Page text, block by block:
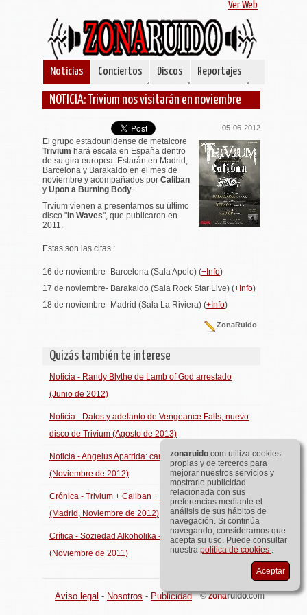
Ver Web
Noticias Conciertos Discos Reportajes
NOTICIA: Trivium nos visitarán en noviembre
05-06-2012
El grupo estadounidense de metalcore
Trivium hará escala en España dentro
de su gira europea. Estarán en Madrid,
Barcelona y Barakaldo en el mes de
noviembre y acompañados por Caliban
y Upon a Burning Body
Trvium vienen a presentarnos su último
disco "In Waves", que publicaron en
2011.
Estas son las citas :
16 de noviembre- Barcelona (Sala Apolo) (+Info)
17 de noviembre- Barakaldo (Sala Rock Star Live) (+Info)
18 de noviembre- Madrid (Sala La Riviera) (+Info)
ZonaRuido
Quizás también te interese
Noticia - Randy Blythe de Lamb of God arrestado
(Junio de 2012)
Noticia - Datos y adelanto de Vengeance Falls, nuevo
disco de Trivium (Agosto de 2013)
Noticia - Angelus Apatrida: cambio de sala en Donosti
(Noviembre de 2012)
Crónica - Trivium + Caliban + Upon a Burning Body
(Madrid, Noviembre de 2012)
Crítica - Soziedad Alkoholika - Cadenas de odio
(Noviembre de 2011)
Aviso legal - Nosotros - Publicidad ©zonaruido.com
zonaruido.com utiliza cookies
propias y de terceros para
mejorar nuestros servicios y
mostrarle publicidad
relacionada con sus
preferencias mediante el
análisis de sus hábitos de
navegación. Si continúa
navegando, consideramos que
acepta su uso. Puede consultar
nuestra política de cookies .
Aceptar